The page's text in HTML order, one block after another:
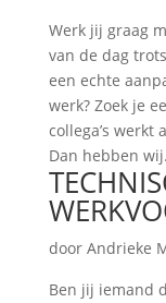
Werk jij graag
van de dag
een echte
werk? Zoek je
collega’s werkt
Dan hebben
door Andrieke
Ben jij iemand